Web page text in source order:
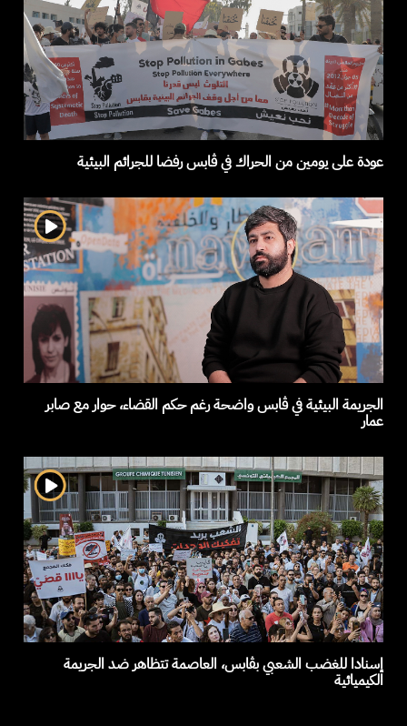
عودة على يومين من الحراك في ڤابس رفضا للجرائم البيئية
الجريمة البيئية في ڤابس واضحة رغم حكم القضاء، حوار مع صابر
عمار
إسنادا للغضب الشعبي بڨابس، العاصمة تتظاهر ضد الجريمة
الكيميائية